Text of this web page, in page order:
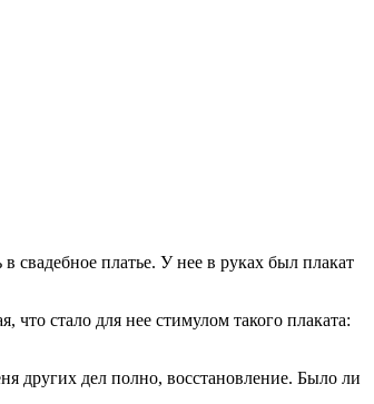
свадебное платье. У нее в руках был плакат
стало для нее стимулом такого плаката:
других дел полно, восстановление. Было ли